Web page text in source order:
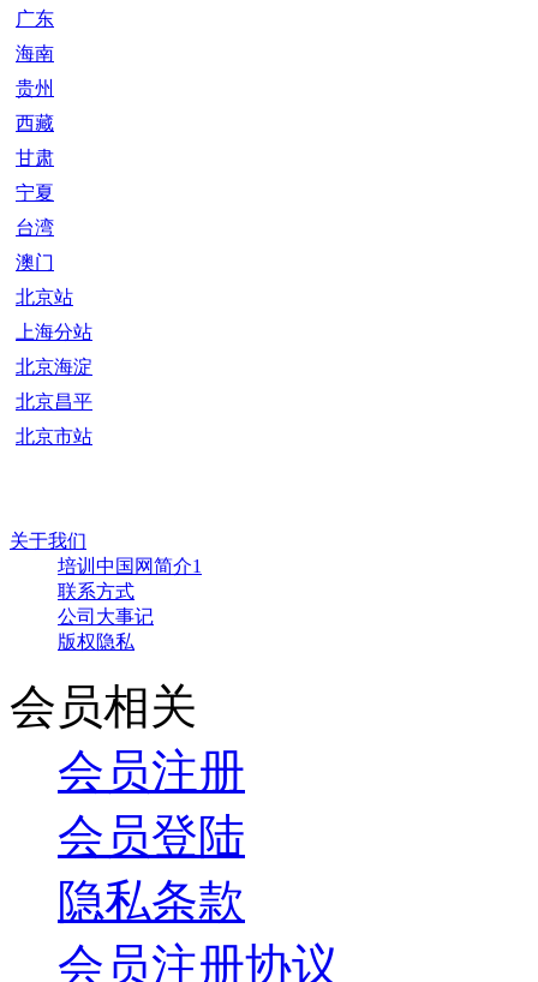
广东
海南
贵州
西藏
甘肃
宁夏
台湾
澳门
北京站
上海分站
北京海淀
北京昌平
北京市站
关于我们
培训中国网简介1
联系方式
公司大事记
版权隐私
会员相关
会员注册
会员登陆
隐私条款
会员注册协议